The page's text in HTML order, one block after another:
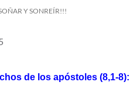
Y SONREÍR!!!
de los apóstoles (8,1-8):